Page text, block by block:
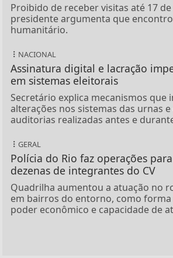
Proibido de receber visitas até 17
presidente argumenta que
humanitário.
NACIONAL
Assinatura digital e lacração
em sistemas eleitorais
Secretário explica mecanismos que
alterações nos sistemas das urnas
auditorias realizadas antes e
GERAL
Polícia do Rio faz operações
dezenas de integrantes do CV
Quadrilha aumentou a atuação no
em bairros do entorno, como
poder econômico e capacidade de